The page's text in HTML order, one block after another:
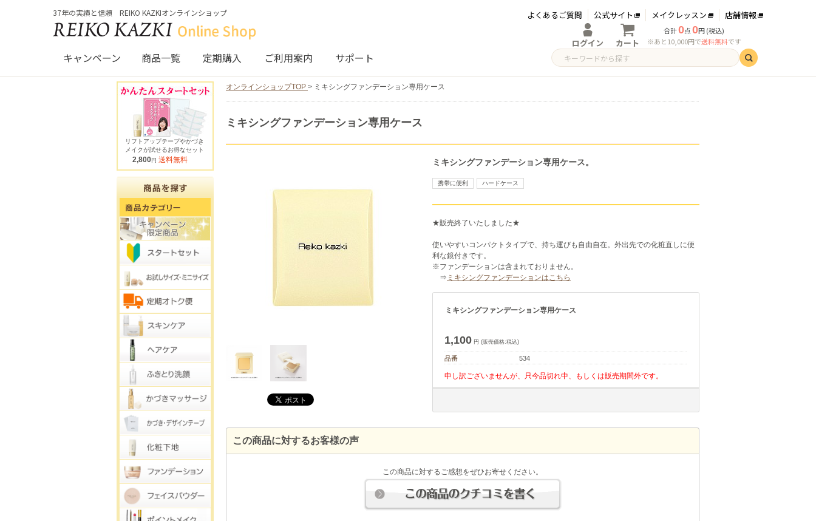
37年の実績と信頼 REIKO KAZKIオンラインショップ
キャンペーン 商品一覧 定期購入 ご利用案内 サポート
ログイン
ログイン
新規会員登録
カート
合計0点0円 (税込)
※あと10,000円で送料無料です
よくあるご質問 公式サイト メイクレッスン 店舗情報
リフトアップテープやかづき
メイクが試せるお得なセット
2,800円 送料無料
オンラインショップTOP > ミキシングファンデーション専用ケース
ミキシングファンデーション専用ケース
ミキシングファンデーション専用ケース。
携帯に便利 ハードケース
★販売終了いたしました★
使いやすいコンパクトタイプで、持ち運びも自由自在。外出先での化粧直しに便
利な鏡付きです。
※ファンデーションは含まれておりません。
⇒ ミキシングファンデーションはこちら
ミキシングファンデーション専用ケース
1,100 円 (販売価格:税込)
品番 534
申し訳ございませんが、只今品切れ中、もしくは販売期間外です。
この商品に対するお客様の声
この商品に対するご感想をぜひお寄せください。